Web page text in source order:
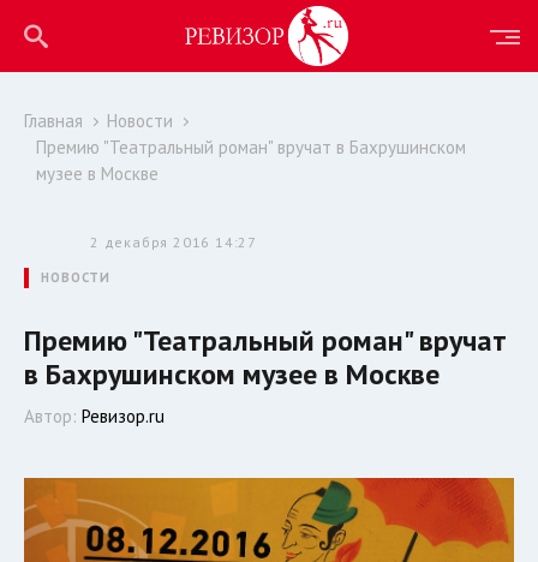
Главная
Новости
Премию "Театральный роман" вручат в Бахрушинском
музее в Москве
2 декабря 2016 14:27
НОВОСТИ
Премию "Театральный роман" вручат
в Бахрушинском музее в Москве
Автор: Ревизор.ru